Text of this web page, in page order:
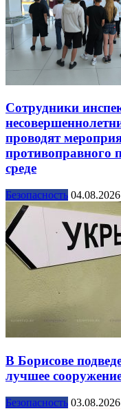
Сотрудники
проводят
противоправного
среде
Безопасность 04.08.2026
В Борисове
лучшее
Безопасность 03.08.2026